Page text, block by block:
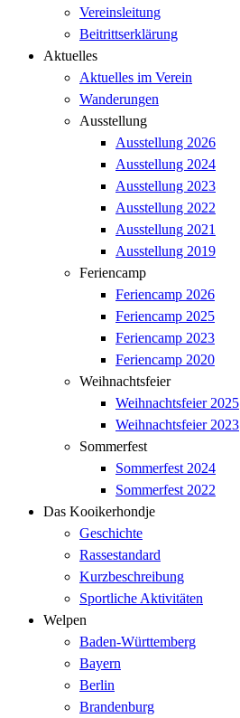
Vereinsleitung
Beitrittserklärung
Aktuelles
Aktuelles im Verein
Wanderungen
Ausstellung
Ausstellung 2026
Ausstellung 2024
Ausstellung 2023
Ausstellung 2022
Ausstellung 2021
Ausstellung 2019
Feriencamp
Feriencamp 2026
Feriencamp 2025
Feriencamp 2023
Feriencamp 2020
Weihnachtsfeier
Weihnachtsfeier 2025
Weihnachtsfeier 2023
Sommerfest
Sommerfest 2024
Sommerfest 2022
Das Kooikerhondje
Geschichte
Rassestandard
Kurzbeschreibung
Sportliche Aktivitäten
Welpen
Baden-Württemberg
Bayern
Berlin
Brandenburg